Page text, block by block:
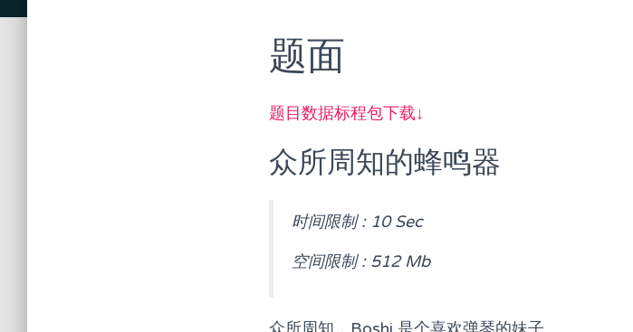
题面
题目数据标程包下载↓
众所周知的蜂鸣器
时间限制 : 10 Sec
空间限制 : 512 Mb